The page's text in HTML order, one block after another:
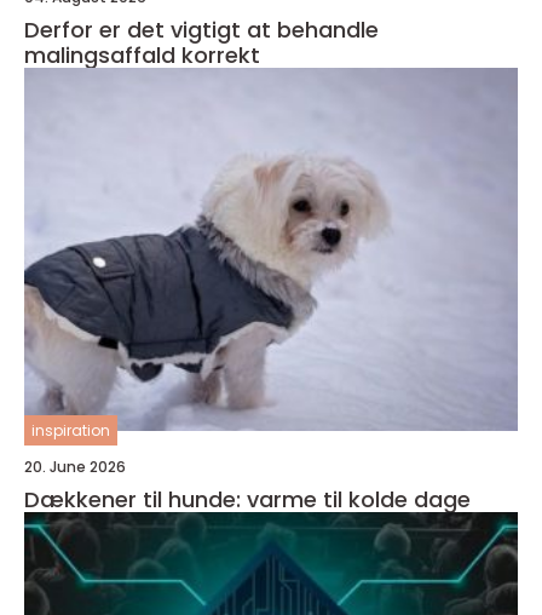
Derfor er det vigtigt at behandle
malingsaffald korrekt
inspiration
20. June 2026
Dækkener til hunde: varme til kolde dage